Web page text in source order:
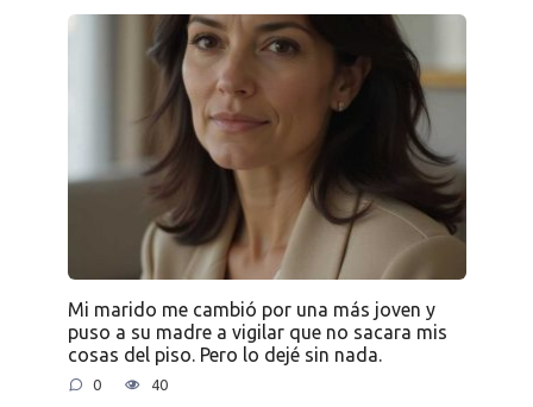
Mi marido me cambió por una más joven y
puso a su madre a vigilar que no sacara mis
cosas del piso. Pero lo dejé sin nada.
0 40